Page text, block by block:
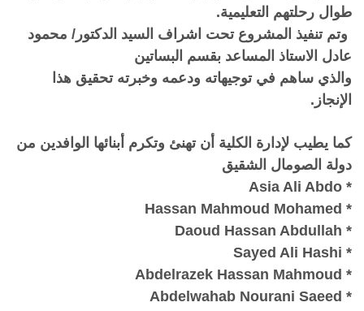
طوال رحلتهم التعليمية.
وتم تنفيذ المشروع تحت اشراف السيد الدكتور/ محمود
عادل الاستاذ المساعد بقسم البساتين
والذي ساهم في توجيهاته ودعمه وخبرته تحقيق هذا
الإنجاز.
كما يطيب لإدارة الكلية أن تهنئ وتكرم أبنائها الوافدين من
دولة الصومال الشقيق
* Asia Ali Abdo
* Hassan Mahmoud Mohamed
* Daoud Hassan Abdullah
* Sayed Ali Hashi
* Abdelrazek Hassan Mahmoud
* Abdelwahab Nourani Saeed